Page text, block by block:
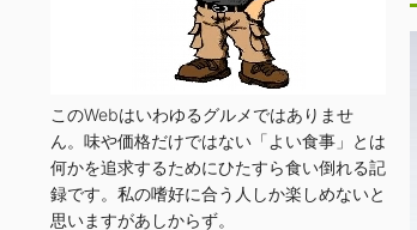
このWebはいわゆるグルメではありませ
ん。味や価格だけではない「よい食事」とは
何かを追求するためにひたすら食い倒れる記
録です。私の嗜好に合う人しか楽しめないと
思いますがあしからず。